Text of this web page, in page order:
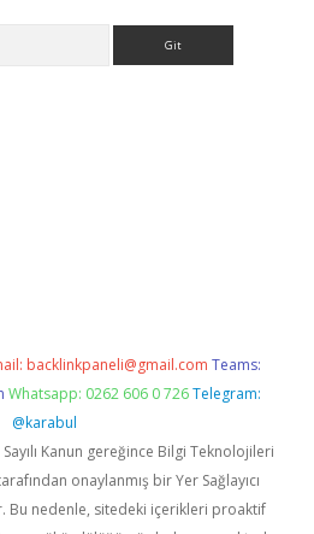
backlinkpaneli@gmail.com Teams:
Whatsapp: 0262 606 0 726 Telegram:
@karabul
Kanun gereğince Bilgi Teknolojileri
onaylanmış bir Yer Sağlayıcı
Bu nedenle, sitedeki içerikleri proaktif